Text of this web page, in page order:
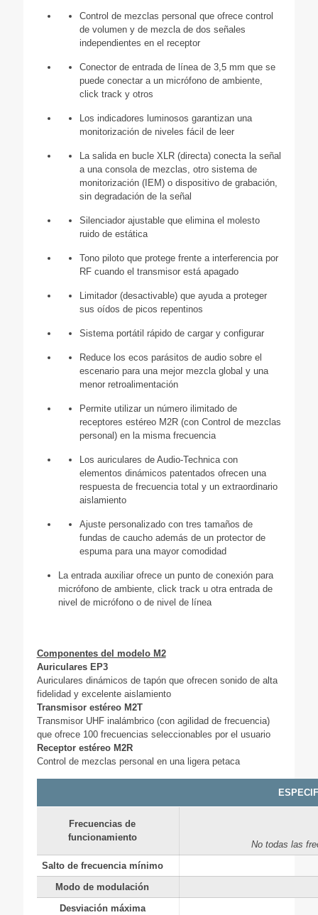
Control de mezclas personal que ofrece control
de volumen y de mezcla de dos señales
independientes en el receptor
Conector de entrada de línea de 3,5 mm que se
puede conectar a un micrófono de ambiente,
click track y otros
Los indicadores luminosos garantizan una
monitorización de niveles fácil de leer
La salida en bucle XLR (directa) conecta la señal
a una consola de mezclas, otro sistema de
monitorización (IEM) o dispositivo de grabación,
sin degradación de la señal
Silenciador ajustable que elimina el molesto
ruido de estática
Tono piloto que protege frente a interferencia por
RF cuando el transmisor está apagado
Limitador (desactivable) que ayuda a proteger
sus oídos de picos repentinos
Sistema portátil rápido de cargar y configurar
Reduce los ecos parásitos de audio sobre el
escenario para una mejor mezcla global y una
menor retroalimentación
Permite utilizar un número ilimitado de
receptores estéreo M2R (con Control de mezclas
personal) en la misma frecuencia
Los auriculares de Audio-Technica con
elementos dinámicos patentados ofrecen una
respuesta de frecuencia total y un extraordinario
aislamiento
Ajuste personalizado con tres tamaños de
fundas de caucho además de un protector de
espuma para una mayor comodidad
La entrada auxiliar ofrece un punto de conexión para
micrófono de ambiente, click track u otra entrada de
nivel de micrófono o de nivel de línea
Componentes del modelo M2
Auriculares EP3
Auriculares dinámicos de tapón que ofrecen sonido de alta
fidelidad y excelente aislamiento
Transmisor estéreo M2T
Transmisor UHF inalámbrico (con agilidad de frecuencia)
que ofrece 100 frecuencias seleccionables por el usuario
Receptor estéreo M2R
Control de mezclas personal en una ligera petaca
Frecuencias de
funcionamiento
No todas las
Salto de frecuencia mínimo
Modo de modulación
Desviación máxima